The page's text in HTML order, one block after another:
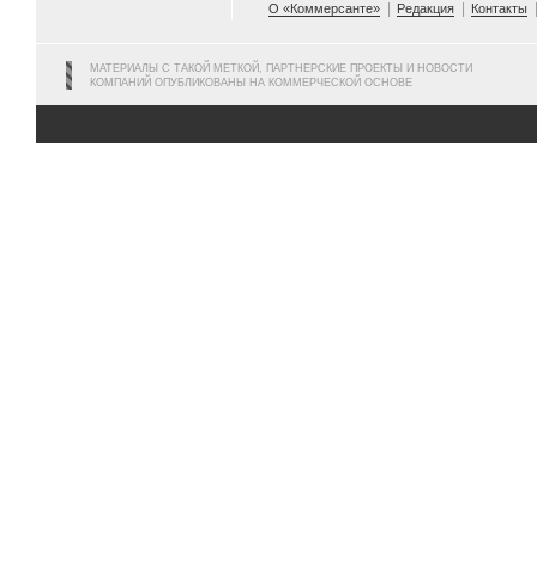
О «Коммерсанте»
Редакция Контакты
МАТЕРИАЛЫ С ТАКОЙ МЕТКОЙ, ПАРТНЕРСКИЕ ПРОЕКТЫ И НОВОСТИ
КОМПАНИЙ ОПУБЛИКОВАНЫ НА КОММЕРЧЕСКОЙ ОСНОВЕ